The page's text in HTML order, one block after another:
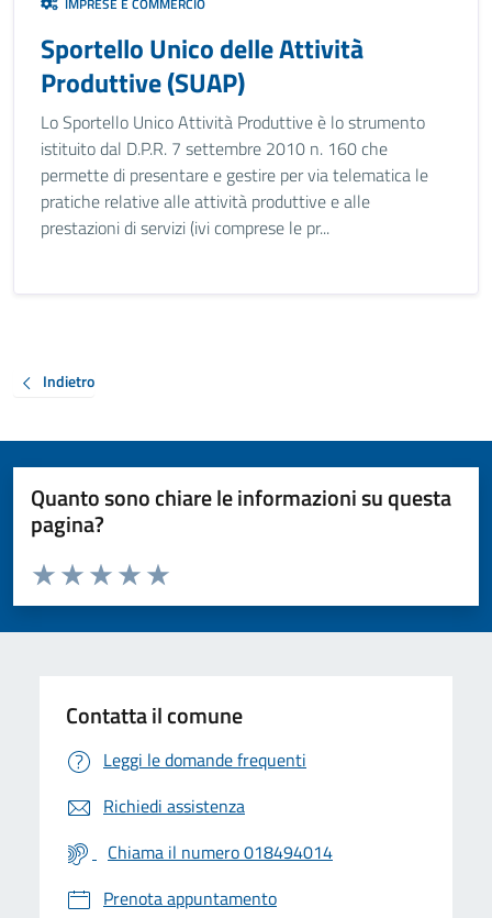
Sportello Unico delle Attività
Produttive (SUAP)
Lo Sportello Unico Attività Produttive è lo strumento
istituito dal D.P.R. 7 settembre 2010 n. 160 che
permette di presentare e gestire per via telematica le
pratiche relative alle attività produttive e alle
prestazioni di servizi (ivi comprese le pr...
Indietro
Quanto sono chiare le informazioni su questa
pagina?
Valuta da 1 a 5 stelle la pagina
Valuta 5 stelle su 5
Valuta 4 stelle su 5
Valuta 3 stelle su 5
Valuta 2 stelle su 5
Valuta 1 stelle su 5
Contatta il comune
Leggi le domande frequenti
Richiedi assistenza
Chiama il numero 018494014
Prenota appuntamento